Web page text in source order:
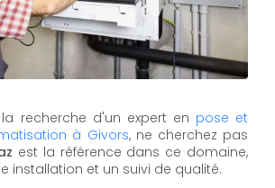
recherche d'un expert en pose et
à Givors, ne cherchez pas
est la référence dans ce domaine,
installation et un suivi de qualité.